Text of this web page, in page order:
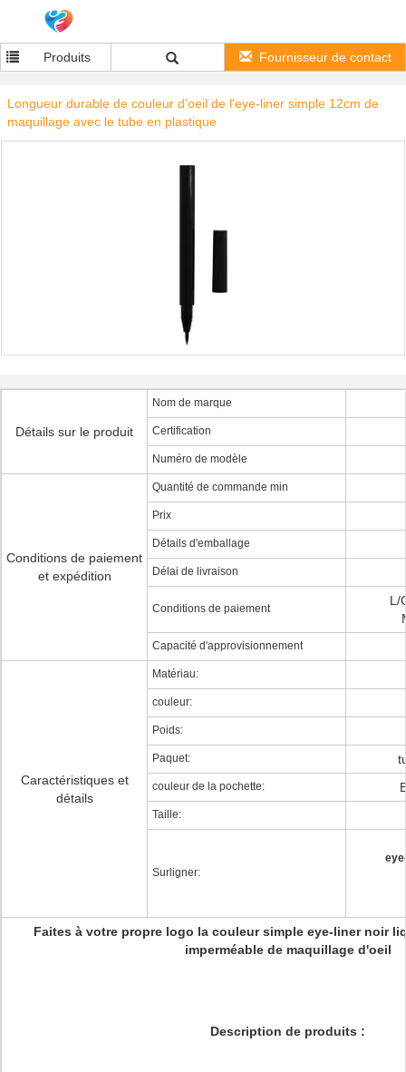
Produits Fournisseur de contact
Longueur durable de couleur d'oeil de l'eye-liner simple 12cm de
maquillage avec le tube en plastique
Détails sur le produit
Nom de marque
Certification
Numéro de modèle
Conditions de paiement
et expédition
Quantité de commande min
Prix
Détails d'emballage
Délai de livraison
Conditions de paiement
L/
Capacité d'approvisionnement
Caractéristiques et
détails
Matériau:
couleur:
Poids:
Paquet:
couleur de la pochette:
Taille:
Surligner:
Faites à votre propre logo la couleur simple eye-liner noir
imperméable de maquillage d'oeil
Description de produits :